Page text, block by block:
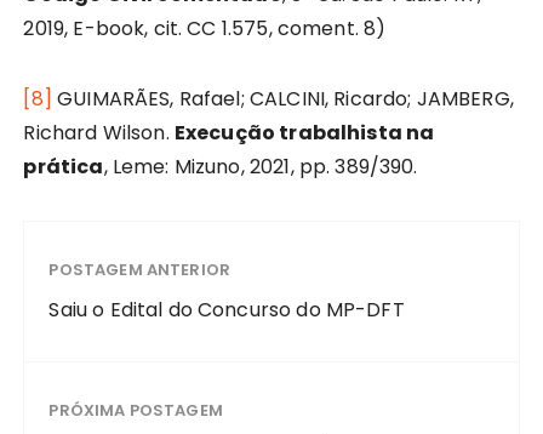
2019, E-book, cit. CC 1.575, coment. 8)
[8] GUIMARÃES, Rafael; CALCINI, Ricardo; JAMBERG,
Richard Wilson. Execução trabalhista na
prática, Leme: Mizuno, 2021, pp. 389/390.
POSTAGEM ANTERIOR
Saiu o Edital do Concurso do MP-DFT
PRÓXIMA POSTAGEM